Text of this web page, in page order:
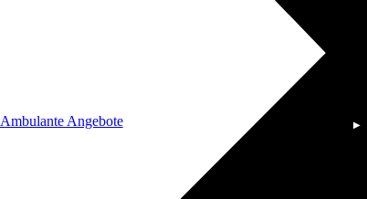
Ambulante Angebote